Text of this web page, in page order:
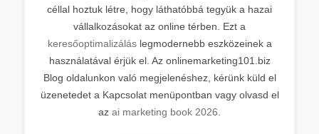
céllal hoztuk létre, hogy láthatóbbá tegyük a hazai
vállalkozásokat az online térben. Ezt a
keresőoptimalizáláslegmodernebb eszközeinek a
használatával érjük el. Az onlinemarketing101.biz
Blog oldalunkon való megjelenéshez, kérünk küld el
üzenetedet a Kapcsolat menüpontban vagy olvasd el
az ai marketing book 2026